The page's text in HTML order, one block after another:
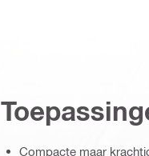
Compacte maar